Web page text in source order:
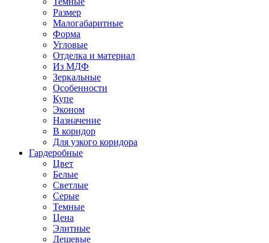
Размер
Малогабаритные
Форма
Угловые
Отделка и материал
Из МДФ
Зеркальные
Особенности
Купе
Эконом
Назначение
В коридор
Для узкого коридора
Гардеробные
Цвет
Белые
Светлые
Серые
Темные
Цена
Элитные
Дешевые